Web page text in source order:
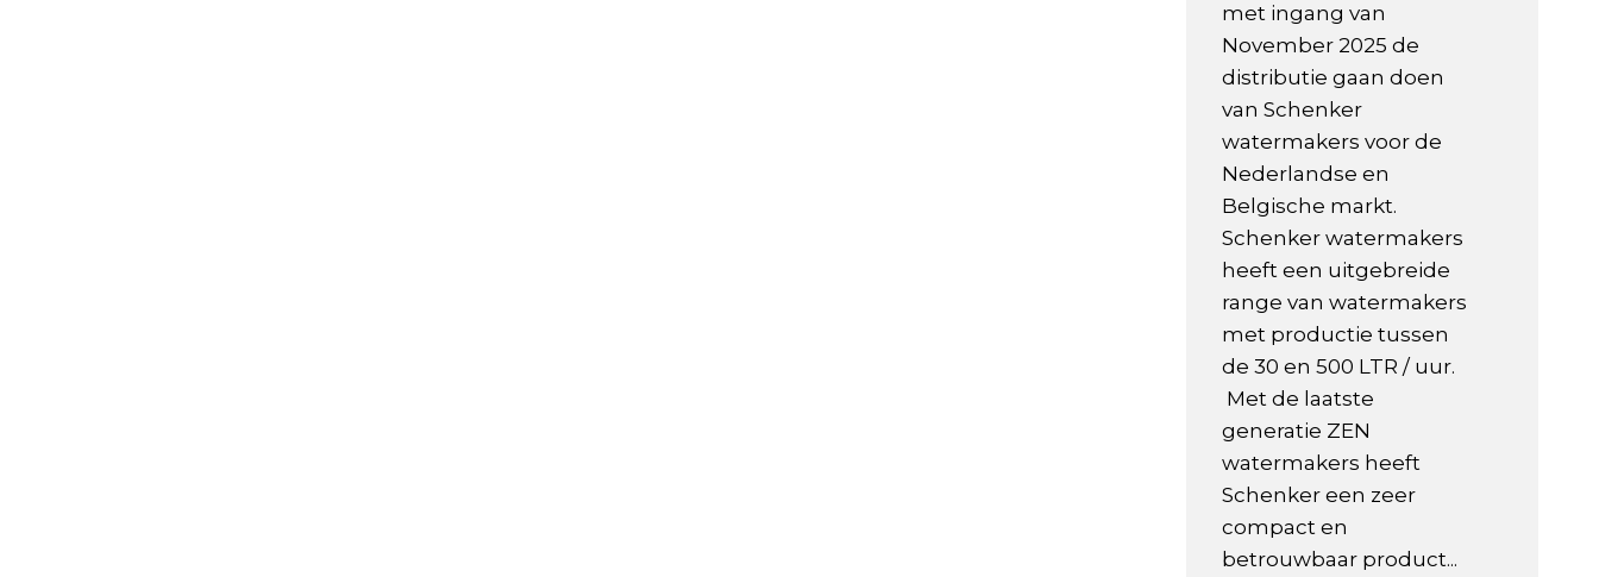
met ingang van
November 2025 de
distributie gaan doen
van Schenker
watermakers voor de
Nederlandse en
Belgische markt.
Schenker watermakers
heeft een uitgebreide
range van watermakers
met productie tussen
de 30 en 500 LTR / uur.
Met de laatste
generatie ZEN
watermakers heeft
Schenker een zeer
compact en
betrouwbaar product...